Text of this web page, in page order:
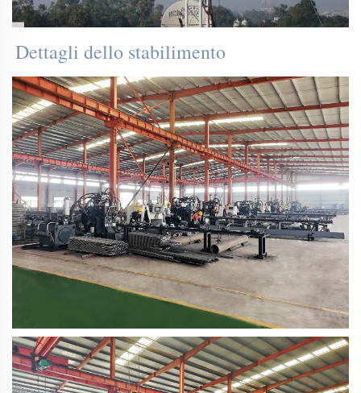
Dettagli dello stabilimento